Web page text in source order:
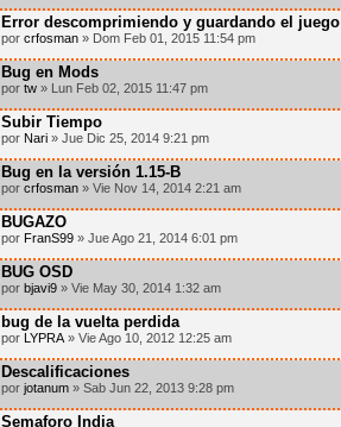
Error descomprimiendo y guardando el juego
por crfosman » Dom Feb 01, 2015 11:54 pm
Bug en Mods
por tw » Lun Feb 02, 2015 11:47 pm
Subir Tiempo
por Nari » Jue Dic 25, 2014 9:21 pm
Bug en la versión 1.15-B
por crfosman » Vie Nov 14, 2014 2:21 am
BUGAZO
por FranS99 » Jue Ago 21, 2014 6:01 pm
BUG OSD
por bjavi9 » Vie May 30, 2014 1:32 am
bug de la vuelta perdida
por LYPRA » Vie Ago 10, 2012 12:25 am
Descalificaciones
por jotanum » Sab Jun 22, 2013 9:28 pm
Semaforo India